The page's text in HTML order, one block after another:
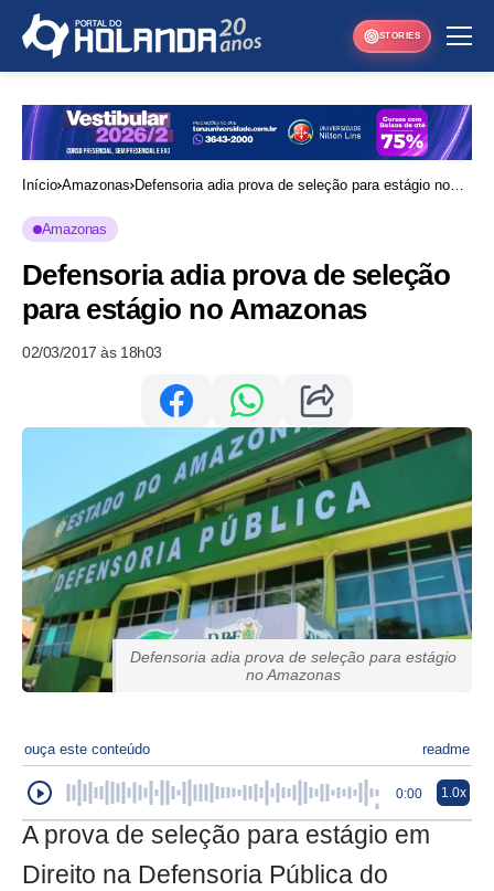
STORIES
Início Amazonas Defensoria adia prova de seleção para estágio no
Amazonas
Defensoria adia prova de seleção
para estágio no Amazonas
02/03/2017 às 18h03
Defensoria adia prova de seleção para estágio
no Amazonas
ouça este conteúdo readme
0:00 1.0x
A prova de seleção para estágio em
Direito na Defensoria Pública do